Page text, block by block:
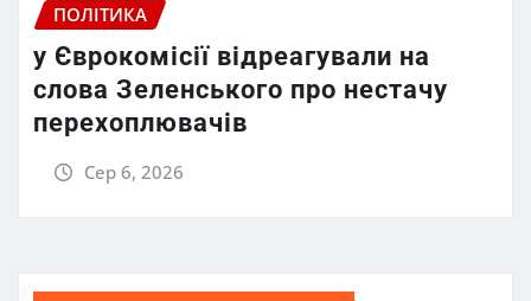
ПОЛІТИКА
у Єврокомісії відреагували на
слова Зеленського про нестачу
перехоплювачів
Сер 6, 2026